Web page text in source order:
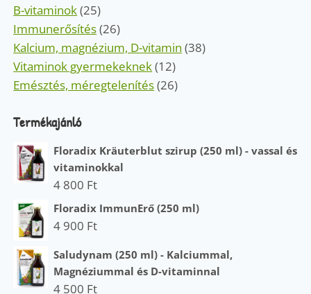
B-vitaminok(25)
Immunerősítés(26)
Kalcium, magnézium, D-vitamin (38)
Vitaminok gyermekeknek(12)
Emésztés, méregtelenítés(26)
Termékajánló
Floradix Kräuterblut szirup (250 ml) - vassal és
vitaminokkal
4 800 Ft
Floradix ImmunErő (250 ml)
4 900 Ft
Saludynam (250 ml) - Kalciummal,
Magnéziummal és D-vitaminnal
4 500 Ft